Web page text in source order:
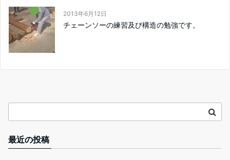
2013年6月12日
チェーンソーの練習及び構造の勉強です。
最近の投稿